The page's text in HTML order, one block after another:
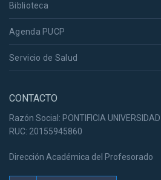
Biblioteca
Agenda PUCP
Servicio de Salud
CONTACTO
Razón Social: PONTIFICIA
RUC: 20155945860
Dirección Académica del Profesorado